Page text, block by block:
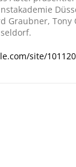
Graubner, Tony
site/